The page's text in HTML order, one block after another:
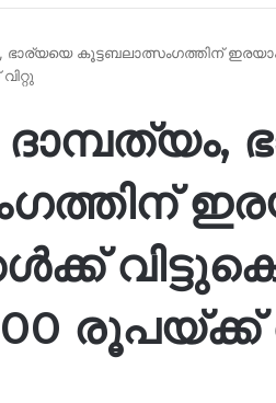
ഭാര്യയെ കൂട്ടബലാത്സംഗത്തിന്
രൂപയ്ക്ക്